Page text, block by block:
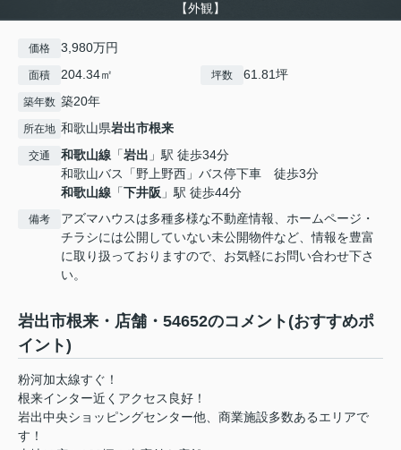
【外観】
価格 3,980万円
面積 204.34㎡ 坪数 61.81坪
築年数 築20年
所在地 和歌山県岩出市根来
交通 和歌山線 「岩出 」駅 徒歩34分
和歌山バス「野上野西」バス停下車 徒歩3分
和歌山線 「下井阪 」駅 徒歩44分
備考
アズマハウスは多種多様な不動産情報、ホームページ・
チラシには公開していない未公開物件など、情報を豊富
に取り扱っておりますので、お気軽にお問い合わせ下さ
い。
岩出市根来・店舗・54652のコメント(おすすめポ
イント)
粉河加太線すぐ！
根来インター近くアクセス良好！
岩出中央ショッピングセンター他、商業施設多数あるエリアで
す！